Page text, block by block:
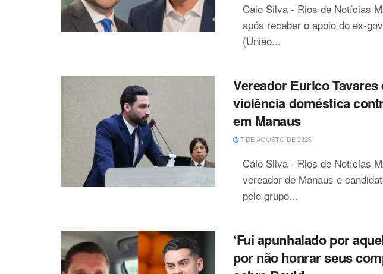
Caio Silva - Rios de Notícias
após receber o apoio do ex-
(União...
Vereador Eurico
violência doméstica
em Manaus
7 DE AGOSTO DE 2026
Caio Silva - Rios de Notícias
vereador de Manaus e
pelo grupo...
‘Fui apunhalado por
por não honrar seus